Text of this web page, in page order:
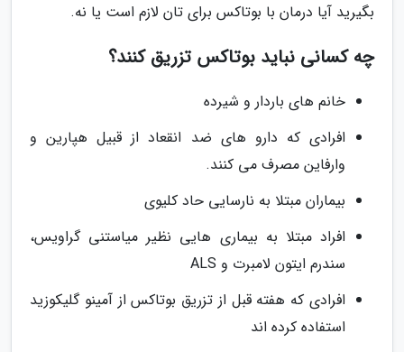
بگیرید آیا درمان با بوتاکس برای تان لازم است یا نه.
چه کسانی نباید بوتاکس تزریق کنند؟
خانم های باردار و شیرده
افرادی که دارو های ضد انقعاد از قبیل هپارین و
وارفاین مصرف می کنند.
بیماران مبتلا به نارسایی حاد کلیوی
افراد مبتلا به بیماری هایی نظیر میاستنی گراویس،
سندرم ایتون لامبرت و ALS
افرادی که هفته قبل از تزریق بوتاکس از آمینو گلیکوزید
استفاده کرده اند